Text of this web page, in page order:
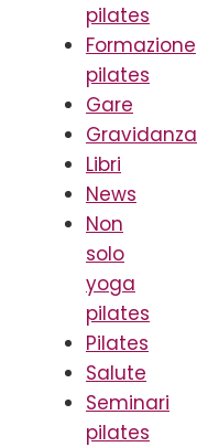
pilates
Formazione
pilates
Gare
Gravidanza
Libri
News
Non
solo
yoga
pilates
Pilates
Salute
Seminari
pilates